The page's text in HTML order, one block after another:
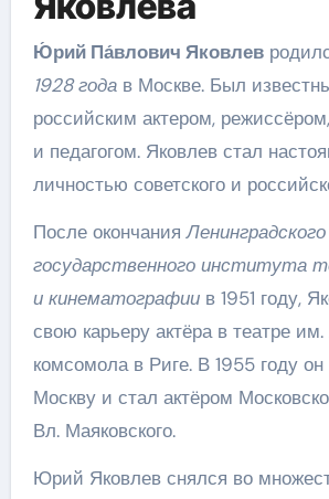
Ю́рий Па́влович Яковлев
1928 годав Москве. Был
российским актером,
и педагогом. Яковлев стал
личностью советского и
После окончанияЛенинградского
государственного института
и кинематографиив 1951 году,
свою карьеру актёра в театре им.
комсомола в Риге. В 1955 году
Москву и стал актёром
Вл. Маяковского.
Юрий Яковлев снялся во